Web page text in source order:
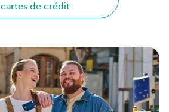
cartes de crédit